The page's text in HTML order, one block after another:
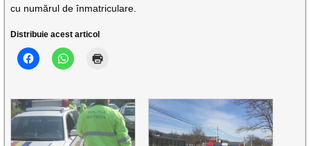
cu numărul de înmatriculare.
Distribuie acest articol